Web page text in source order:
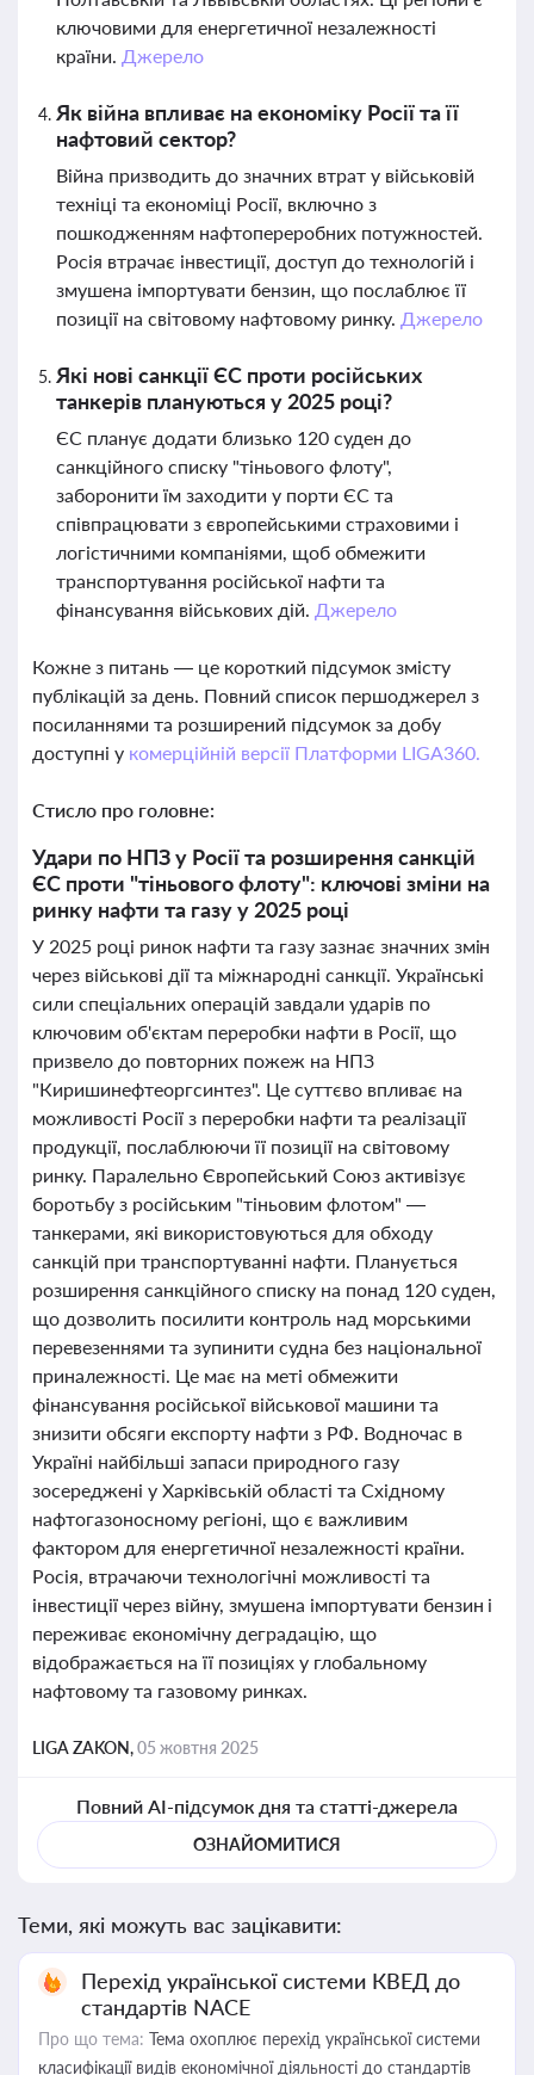
ключовими для енергетичної незалежності
країни. Джерело
Як війна впливає на економіку Росії та її
нафтовий сектор?
Війна призводить до значних втрат у військовій
техніці та економіці Росії, включно з
пошкодженням нафтопереробних потужностей.
Росія втрачає інвестиції, доступ до технологій і
змушена імпортувати бензин, що послаблює її
позиції на світовому нафтовому ринку. Джерело
Які нові санкції ЄС проти російських
танкерів плануються у 2025 році?
ЄС планує додати близько 120 суден до
санкційного списку "тіньового флоту",
заборонити їм заходити у порти ЄС та
співпрацювати з європейськими страховими і
логістичними компаніями, щоб обмежити
транспортування російської нафти та
фінансування військових дій. Джерело
Кожне з питань — це короткий підсумок змісту
публікацій за день. Повний список першоджерел з
посиланнями та розширений підсумок за добу
доступні у комерційній версії Платформи LIGA360.
Стисло про головне:
Удари по НПЗ у Росії та розширення санкцій
ЄС проти "тіньового флоту": ключові зміни на
ринку нафти та газу у 2025 році
У 2025 році ринок нафти та газу зазнає значних змін
через військові дії та міжнародні санкції. Українські
сили спеціальних операцій завдали ударів по
ключовим об'єктам переробки нафти в Росії, що
призвело до повторних пожеж на НПЗ
"Киришинефтеоргсинтез". Це суттєво впливає на
можливості Росії з переробки нафти та реалізації
продукції, послаблюючи її позиції на світовому
ринку. Паралельно Європейський Союз активізує
боротьбу з російським "тіньовим флотом" —
танкерами, які використовуються для обходу
санкцій при транспортуванні нафти. Планується
розширення санкційного списку на понад 120 суден,
що дозволить посилити контроль над морськими
перевезеннями та зупинити судна без національної
приналежності. Це має на меті обмежити
фінансування російської військової машини та
знизити обсяги експорту нафти з РФ. Водночас в
Україні найбільші запаси природного газу
зосереджені у Харківській області та Східному
нафтогазоносному регіоні, що є важливим
фактором для енергетичної незалежності країни.
Росія, втрачаючи технологічні можливості та
інвестиції через війну, змушена імпортувати бензин і
переживає економічну деградацію, що
відображається на її позиціях у глобальному
нафтовому та газовому ринках.
LIGA ZAKON,05 жовтня 2025
Повний AI-підсумок дня та статті-джерела
ОЗНАЙОМИТИСЯ
Теми, які можуть вас зацікавити:
Перехід української системи КВЕД до
стандартів NACE
Про що тема: Тема охоплює перехід української системи
класифікації видів економічної діяльності до стандартів